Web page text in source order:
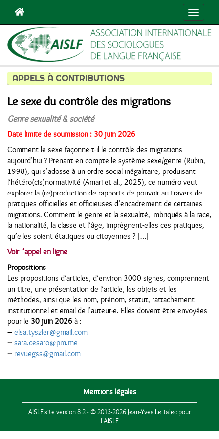
APPELS À CONTRIBUTIONS
Le sexe du contrôle des migrations
Genre sexualité & société
Date limite de soumission : 30 juin 2026
Comment le sexe façonne-t-il le contrôle des migrations
aujourd’hui ? Prenant en compte le système sexe/genre (Rubin,
1998), qui s’adosse à un ordre social inégalitaire, produisant
l’hétéro(cis)normativité (Amari et al., 2025), ce numéro veut
explorer la (re)production de rapports de pouvoir au travers de
pratiques officielles et officieuses d’encadrement de certaines
migrations. Comment le genre et la sexualité, imbriqués à la race,
la nationalité, la classe et l’âge, imprègnent-elles ces pratiques,
qu’elles soient étatiques ou citoyennes ? […]
Voir l’appel en ligne
Propositions
Les propositions d’articles, d’environ 3000 signes, comprennent
un titre, une présentation de l’article, les objets et les
méthodes, ainsi que les nom, prénom, statut, rattachement
institutionnel et email de l’auteur·e. Elles doivent être envoyées
pour le 30 juin 2026 à :
– elsa.tyszler@gmail.com
– sara.cesaro@pm.me
– revuegss@gmail.com
Mentions légales
AISLF site version 8.2 - © 2013-2026 Jean-Yves Le Talec pour
l'AISLF